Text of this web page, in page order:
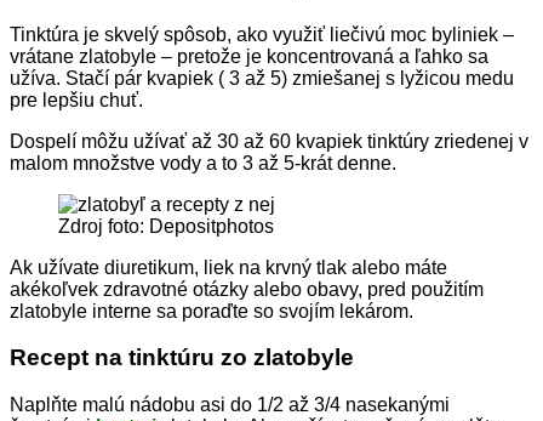
Tinktúra je skvelý spôsob, ako využiť liečivú moc byliniek –
vrátane zlatobyle – pretože je koncentrovaná a ľahko sa
užíva. Stačí pár kvapiek ( 3 až 5) zmiešanej s lyžicou medu
pre lepšiu chuť.
Dospelí môžu užívať až 30 až 60 kvapiek tinktúry zriedenej v
malom množstve vody a to 3 až 5-krát denne.
Zdroj foto: Depositphotos
Ak užívate diuretikum, liek na krvný tlak alebo máte
akékoľvek zdravotné otázky alebo obavy, pred použitím
zlatobyle interne sa poraďte so svojím lekárom.
Recept na tinktúru zo zlatobyle
Naplňte malú nádobu asi do 1/2 až 3/4 nasekanými